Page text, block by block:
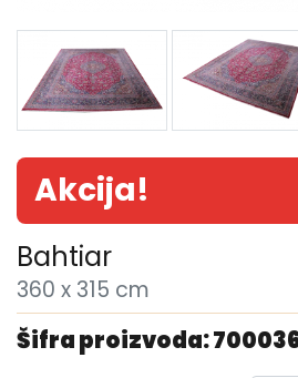
Akcija!
Bahtiar
360 x 315 cm
Šifra proizvoda: